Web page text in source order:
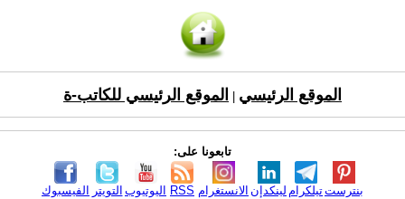
الموقع الرئيسي الموقع الرئيسي للكاتب-ة
تابعونا على:
الفيسبوك التويتر اليوتيوب RSS الانستغرام لينكدإن تيلكرامبنترست